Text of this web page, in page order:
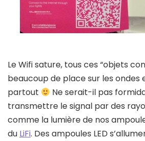
Le Wifi sature, tous ces “objets
beaucoup de place sur les ondes
partout
Ne serait-il pas
transmettre le signal par des
comme la lumière de nos
du LiFi. Des ampoules LED